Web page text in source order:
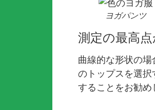
ヨガパンツ
測定の最高
曲線的な形状の
のトップスを選択
することをお勧め